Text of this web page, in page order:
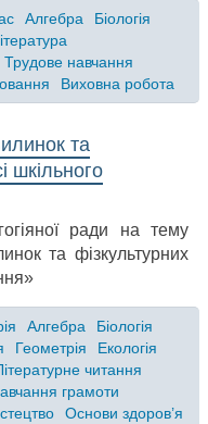
Алгебра
Біологія
Трудове навчання
Виховна робота
та
шкільного
ради на тему
та фізкультурних
Алгебра
Біологія
Геометрія
Екологія
читання
грамоти
Основи здоров’я